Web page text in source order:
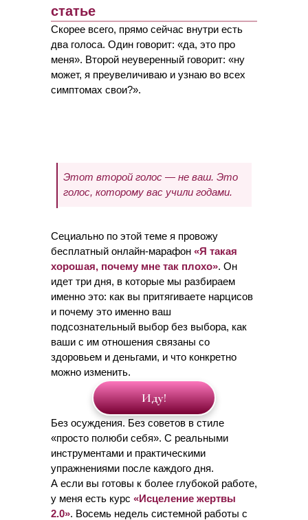
Этот второй голос — не ваш. Это
голос, которому вас учили годами.
статье
Скорее всего, прямо сейчас внутри есть
два голоса. Один говорит: «да, это про
меня». Второй неуверенный говорит: «ну
может, я преувеличиваю и узнаю во всех
симптомах свои?».
Сециально по этой теме я провожу
бесплатный онлайн-марафон «Я такая
хорошая, почему мне так плохо». Он
идет три дня, в которые мы разбираем
именно это: как вы притягиваете нарцисов
и почему это именно ваш
подсознательный выбор без выбора, как
ваши с им отношения связаны со
здоровьем и деньгами, и что конкретно
можно изменить.
Иду!
Без осуждения. Без советов в стиле
«просто полюби себя». С реальными
инструментами и практическими
упражнениями после каждого дня.
А если вы готовы к более глубокой работе,
у меня есть курс «Исцеление жертвы
2.0». Восемь недель системной работы с